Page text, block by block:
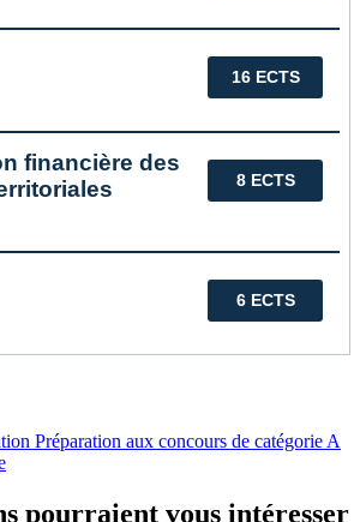
16 ECTS
8 ECTS
financière des
6 ECTS
Préparation aux concours de catégorie A
pourraient vous intéresser